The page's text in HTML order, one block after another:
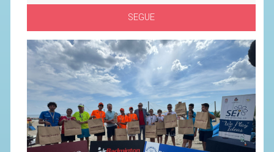
SEGUE
RICHIESTA PATROCINIO
GIUSTIZIA FEDERALE
REGOLAMENTI
PROVVEDIMENTI
ORGANI DI GIUSTIZIA FEDERALE
MAGLIA AZZURRA